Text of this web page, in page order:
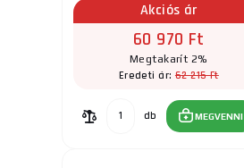
Akciós ár
60 970 Ft
Megtakarít 2%
Eredeti ár: 62 215 Ft
db MEGVENNI